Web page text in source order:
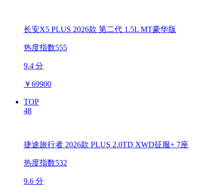
长安X5 PLUS 2026款 第二代 1.5L MT豪华版
热度指数555
9.4 分
￥69900
TOP
48
捷途旅行者 2026款 PLUS 2.0TD XWD征服+ 7座
热度指数532
9.6 分